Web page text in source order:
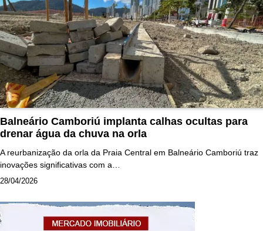
Balneário Camboriú implanta calhas ocultas para
drenar água da chuva na orla
A reurbanização da orla da Praia Central em Balneário Camboriú traz
inovações significativas com a…
28/04/2026